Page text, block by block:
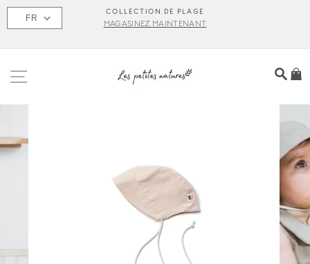
Passer
COLLECTION DE PLAGE
MAGASINEZ MAINTENANT
FR